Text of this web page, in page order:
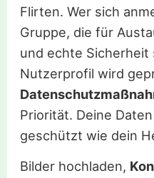
Flirten. Wer sich
Gruppe, die für
und echte Sicherheit
Nutzerprofil wird
Priorität. Deine
geschützt wie dein
Bilder hochladen,